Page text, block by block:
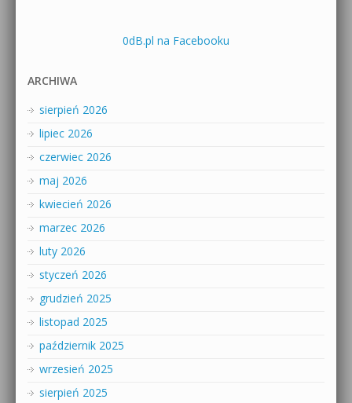
0dB.pl na Facebooku
ARCHIWA
sierpień 2026
lipiec 2026
czerwiec 2026
maj 2026
kwiecień 2026
marzec 2026
luty 2026
styczeń 2026
grudzień 2025
listopad 2025
październik 2025
wrzesień 2025
sierpień 2025